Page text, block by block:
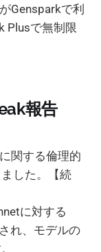
Gensparkで利
Plusで無制限
報告
関する倫理的
した。【続
に対する
れ、モデルの